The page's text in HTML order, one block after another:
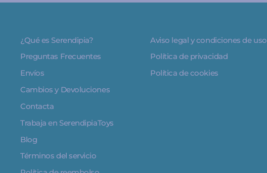
¿Qué es Serendipia?
Preguntas Frecuentes
Envíos
Cambios y Devoluciones
Contacta
Trabaja en SerendipiaToys
Blog
Términos del servicio
Aviso legal y condiciones de uso
Política de privacidad
Política de cookies